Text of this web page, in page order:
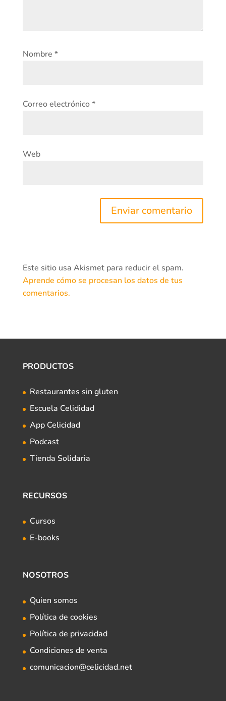
Nombre *
Correo electrónico*
Web
Este sitio usa Akismet para reducir el spam.
Aprende cómo se procesan los datos de tus
comentarios.
PRODUCTOS
Restaurantes sin gluten
Escuela Celididad
App Celicidad
Podcast
Tienda Solidaria
RECURSOS
Cursos
E-books
NOSOTROS
Quien somos
Política de cookies
Política de privacidad
Condiciones de venta
comunicacion@celicidad.net